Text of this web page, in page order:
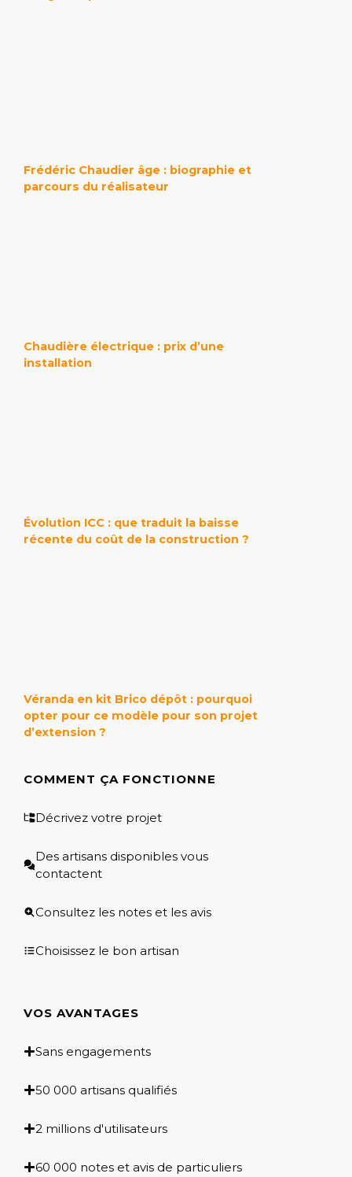
Frédéric Chaudier âge : biographie et
parcours du réalisateur
Chaudière électrique : prix d’une
installation
Évolution ICC : que traduit la baisse
récente du coût de la construction ?
Véranda en kit Brico dépôt : pourquoi
opter pour ce modèle pour son projet
d’extension ?
COMMENT ÇA FONCTIONNE
Décrivez votre projet
Des artisans disponibles vous
contactent
Consultez les notes et les avis
Choisissez le bon artisan
VOS AVANTAGES
Sans engagements
50 000 artisans qualifiés
2 millions d'utilisateurs
60 000 notes et avis de particuliers